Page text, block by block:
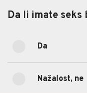
Da li imate seks
Da
Nažalost, ne